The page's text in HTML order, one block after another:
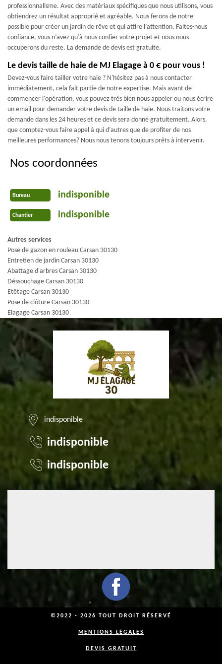
professionnalisme. Avec des matériaux spécifiques que nous utilisons, vous
obtiendrez un résultat approprié et agréable. Nous ferons de notre
possible pour créer un jardin de rêve et qui attire l’attention. Faites-nous
confiance, vous n’avez qu’à nous confier votre projet et nous nous
occuperons du reste. La demande de devis est gratuite.
Le devis taille de haie de MJ Elagage à 0 € pour vous !
Devez-vous faire tailler votre haie ? N'hésitez pas à nous contacter
immédiatement, cela fait partie de notre expertise. Mais avant de
commencer l'opération, vous pouvez très bien nous appeler ou nous écrire
un email pour demander votre devis de taille de haie. Nous traitons votre
demande dans les 24 heures et ce devis sera donné gratuitement. Alors,
que comptez-vous faire appel à qui d’autres que de profiter de nos
meilleures performances? Nous nous tenons toujours prêts à intervenir.
Nos coordonnées
Bureau indisponible
Chantier indisponible
Autres services
Pose de gazon en rouleau Carsan 30130
Entretien de jardin Carsan 30130
Abattage d'arbres Carsan 30130
Déssouchage Carsan 30130
Etêtage Carsan 30130
Pose de clôture Carsan 30130
Elagage Carsan 30130
indisponible
indisponible
indisponible
©2022 - 2026 TOUT DROIT RÉSERVÉ
MENTIONS LÉGALES
DEVIS GRATUIT